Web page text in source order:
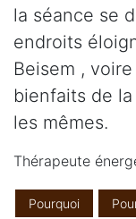
la séance se
endroits
Beisem ,
bienfaits de
les mêmes.
Thérapeute
Pourquoi